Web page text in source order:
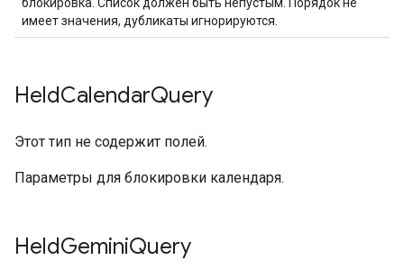
имеет значения, дубликаты игнорируются.
HeldCalendarQuery
Этот тип не содержит полей.
Параметры для блокировки календаря.
HeldGeminiQuery